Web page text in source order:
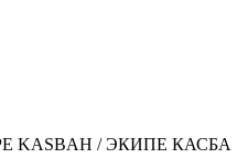
KASBAH / ЭКИПЕ КАСБА